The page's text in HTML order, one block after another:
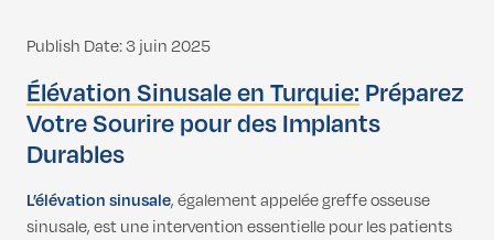
Publish Date: 3 juin 2025
Élévation Sinusale en Turquie: Préparez
Votre Sourire pour des Implants
Durables
L’élévation sinusale, également appelée greffe osseuse
sinusale, est une intervention essentielle pour les patients